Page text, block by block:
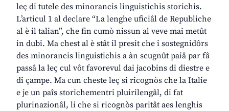
leç di tutele des minorancis linguistichis storichis.
L’articul 1 al declare “La lenghe uficiâl de Republiche
al è il talian”, che fin cumò nissun al veve mai metût
in dubi. Ma chest al è stât il presit che i sostegnidôrs
des minorancis linguistichis a àn scugnût paiâ par fâ
passâ la leç cul vôt favorevul dai jacobins di diestre e
di çampe. Ma cun cheste leç si ricognòs che la Italie
e je un paîs storichementri pluirilengâl, di fat
plurinazionâl, li che si ricognòs paritât aes lenghis